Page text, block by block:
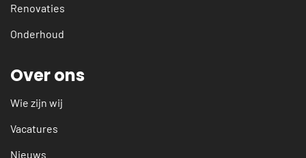
Renovaties
Onderhoud
Over ons
Wie zijn wij
Vacatures
Nieuws